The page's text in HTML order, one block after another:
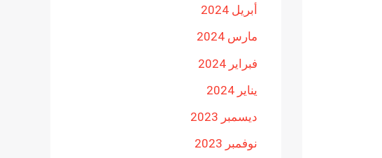
أبريل 2024
مارس 2024
فبراير 2024
يناير 2024
ديسمبر 2023
نوفمبر 2023